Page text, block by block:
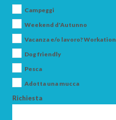
Campeggi
Weekend d'Autunno
Vacanza e/o lavoro? Workation
Dog friendly
Pesca
Adotta una mucca
Richiesta